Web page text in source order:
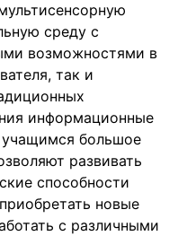
среду с
возможностями в
так и
информационные
учащимся большое
развивать
способности
новые
с различными